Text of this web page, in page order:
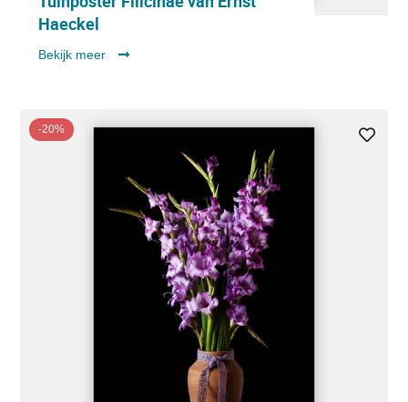
Haeckel
Bekijk meer
-20%